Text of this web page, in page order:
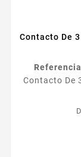
Contacto De
Contacto De
marco y
por